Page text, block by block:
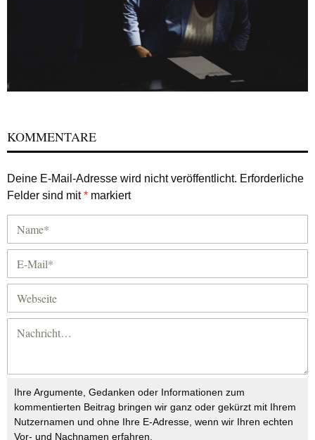
KOMMENTARE
Deine E-Mail-Adresse wird nicht veröffentlicht. Erforderliche
Felder sind mit* markiert
Ihre Argumente, Gedanken oder Informationen zum
kommentierten Beitrag bringen wir ganz oder gekürzt mit Ihrem
Nutzernamen und ohne Ihre E-Adresse, wenn wir Ihren echten
Vor- und Nachnamen erfahren.